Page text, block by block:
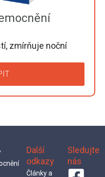
zmírňuje noční
Další
odkazy
Články a
Sledujte
nás